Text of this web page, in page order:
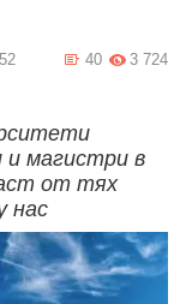
3 724
40
и магистри в
от тях
нас